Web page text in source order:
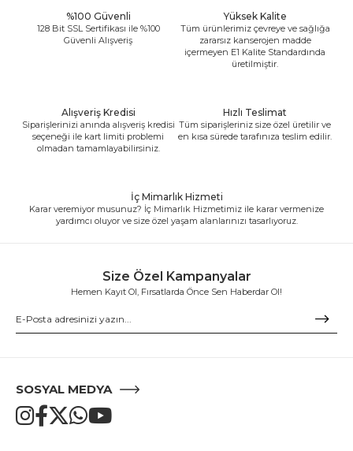
%100 Güvenli
128 Bit SSL Sertifikası ile %100
Güvenli Alışveriş
Yüksek Kalite
Tüm ürünlerimiz çevreye ve sağlığa
zararsız kanserojen madde
içermeyen E1 Kalite Standardında
üretilmiştir.
Alışveriş Kredisi
Siparişlerinizi anında alışveriş kredisi
seçeneği ile kart limiti problemi
olmadan tamamlayabilirsiniz.
Hızlı Teslimat
Tüm siparişleriniz size özel üretilir ve
en kısa sürede tarafınıza teslim edilir.
İç Mimarlık Hizmeti
Karar veremiyor musunuz? İç Mimarlık Hizmetimiz ile karar vermenize
yardımcı oluyor ve size özel yaşam alanlarınızı tasarlıyoruz.
Size Özel Kampanyalar
Hemen Kayıt Ol, Fırsatlarda Önce Sen Haberdar Ol!
SOSYAL MEDYA